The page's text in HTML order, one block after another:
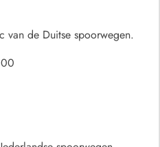
van de Duitse spoorwegen.